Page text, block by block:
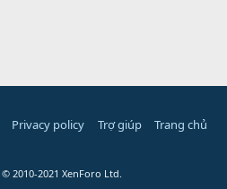
Privacy policy Trợ giúp Trang chủ
© 2010-2021 XenForo Ltd.